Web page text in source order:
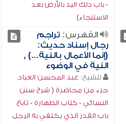
- باب دلك اليد بالأرض بعد
الاستنجاء)
الفهرس: تراجم
رجال إسناد حديث:
(إنما الأعمال بالنية...) ,
النية في الوضوء
للشيخ: عبد المحسن العباد
جزء من محاضرة ( شرح سنن
النسائي - كتاب الطهارة - تابع
باب القدر الذي يكتفي به الرجل